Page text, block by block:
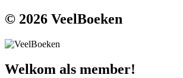
© 2026 VeelBoeken
Welkom als member!